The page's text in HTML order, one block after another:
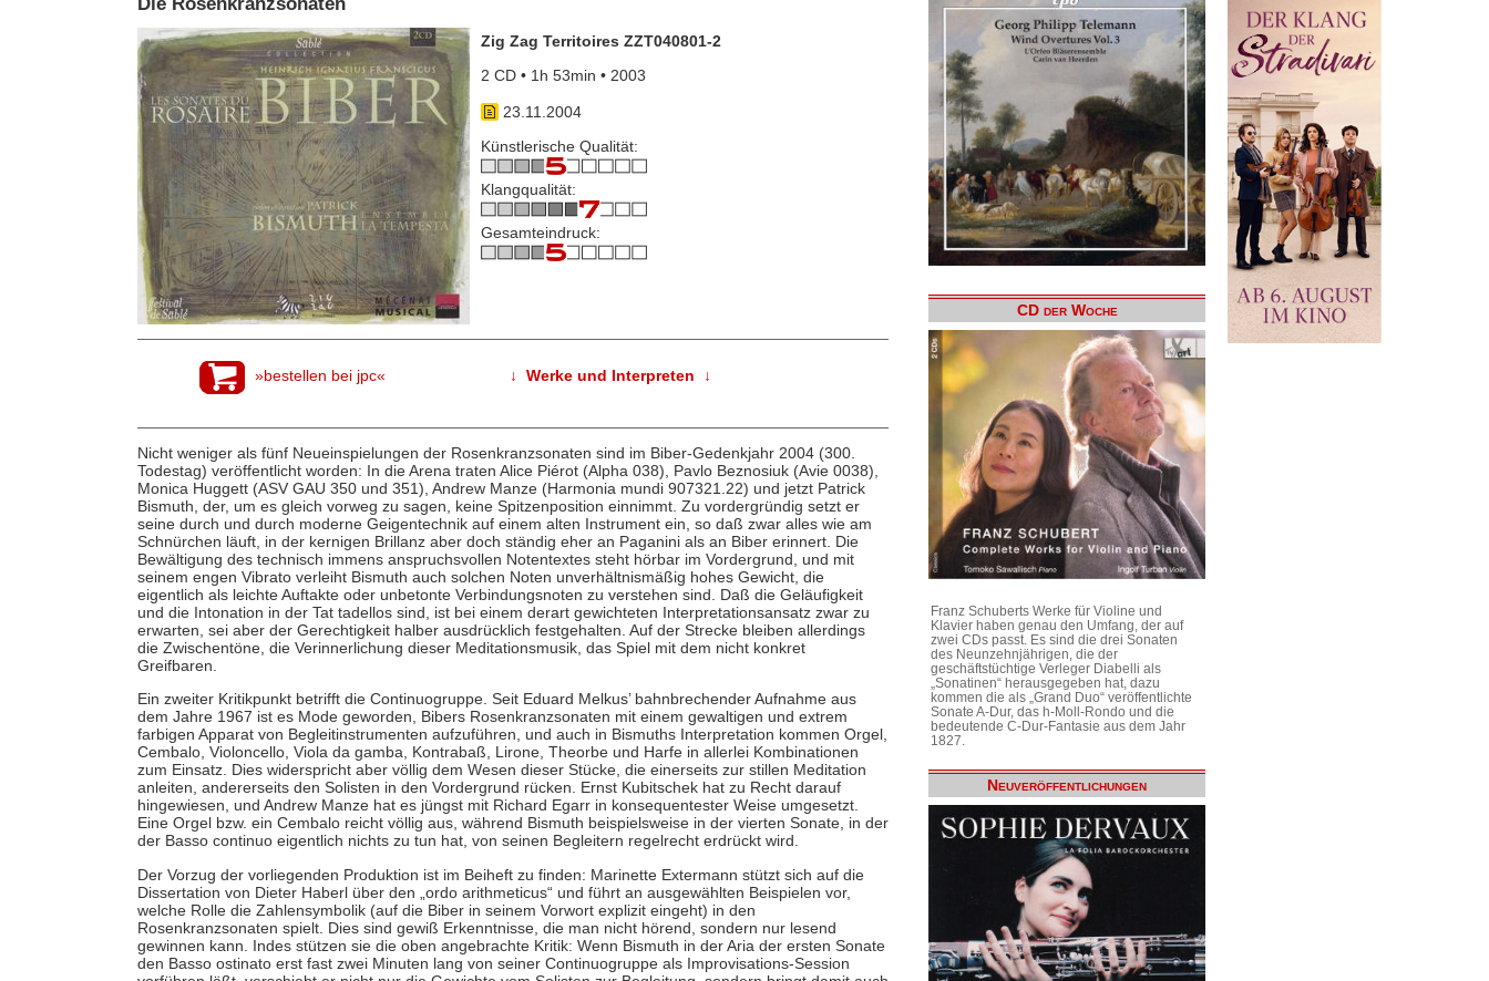
Zig Zag Territoires ZZT040801-2
2 CD • 1h 53min • 2003
23.11.2004
Künstlerische Qualität:
Klangqualität:
Gesamteindruck:
»bestellen bei jpc« ↓ Werke und Interpreten ↓
Nicht weniger als fünf Neueinspielungen der Rosenkranzsonaten sind im Biber-Gedenkjahr 2004 (300.
Todestag) veröffentlicht worden: In die Arena traten Alice Piérot (Alpha 038), Pavlo Beznosiuk (Avie 0038),
Monica Huggett (ASV GAU 350 und 351), Andrew Manze (Harmonia mundi 907321.22) und jetzt Patrick
Bismuth, der, um es gleich vorweg zu sagen, keine Spitzenposition einnimmt. Zu vordergründig setzt er
seine durch und durch moderne Geigentechnik auf einem alten Instrument ein, so daß zwar alles wie am
Schnürchen läuft, in der kernigen Brillanz aber doch ständig eher an Paganini als an Biber erinnert. Die
Bewältigung des technisch immens anspruchsvollen Notentextes steht hörbar im Vordergrund, und mit
seinem engen Vibrato verleiht Bismuth auch solchen Noten unverhältnismäßig hohes Gewicht, die
eigentlich als leichte Auftakte oder unbetonte Verbindungsnoten zu verstehen sind. Daß die Geläufigkeit
und die Intonation in der Tat tadellos sind, ist bei einem derart gewichteten Interpretationsansatz zwar zu
erwarten, sei aber der Gerechtigkeit halber ausdrücklich festgehalten. Auf der Strecke bleiben allerdings
die Zwischentöne, die Verinnerlichung dieser Meditationsmusik, das Spiel mit dem nicht konkret
Greifbaren.
Ein zweiter Kritikpunkt betrifft die Continuogruppe. Seit Eduard Melkus’ bahnbrechender Aufnahme aus
dem Jahre 1967 ist es Mode geworden, Bibers Rosenkranzsonaten mit einem gewaltigen und extrem
farbigen Apparat von Begleitinstrumenten aufzuführen, und auch in Bismuths Interpretation kommen Orgel,
Cembalo, Violoncello, Viola da gamba, Kontrabaß, Lirone, Theorbe und Harfe in allerlei Kombinationen
zum Einsatz. Dies widerspricht aber völlig dem Wesen dieser Stücke, die einerseits zur stillen Meditation
anleiten, andererseits den Solisten in den Vordergrund rücken. Ernst Kubitschek hat zu Recht darauf
hingewiesen, und Andrew Manze hat es jüngst mit Richard Egarr in konsequentester Weise umgesetzt.
Eine Orgel bzw. ein Cembalo reicht völlig aus, während Bismuth beispielsweise in der vierten Sonate, in der
der Basso continuo eigentlich nichts zu tun hat, von seinen Begleitern regelrecht erdrückt wird.
Der Vorzug der vorliegenden Produktion ist im Beiheft zu finden: Marinette Extermann stützt sich auf die
Dissertation von Dieter Haberl über den „ordo arithmeticus“ und führt an ausgewählten Beispielen vor,
welche Rolle die Zahlensymbolik (auf die Biber in seinem Vorwort explizit eingeht) in den
Rosenkranzsonaten spielt. Dies sind gewiß Erkenntnisse, die man nicht hörend, sondern nur lesend
gewinnen kann. Indes stützen sie die oben angebrachte Kritik: Wenn Bismuth in der Aria der ersten Sonate
den Basso ostinato erst fast zwei Minuten lang von seiner Continuogruppe als Improvisations-Session
CD der Woche
Franz Schuberts Werke für Violine und
Klavier haben genau den Umfang, der auf
zwei CDs passt. Es sind die drei Sonaten
des Neunzehnjährigen, die der
geschäftstüchtige Verleger Diabelli als
„Sonatinen“ herausgegeben hat, dazu
kommen die als „Grand Duo“ veröffentlichte
Sonate A-Dur, das h-Moll-Rondo und die
bedeutende C-Dur-Fantasie aus dem Jahr
1827.
Neuveröffentlichungen